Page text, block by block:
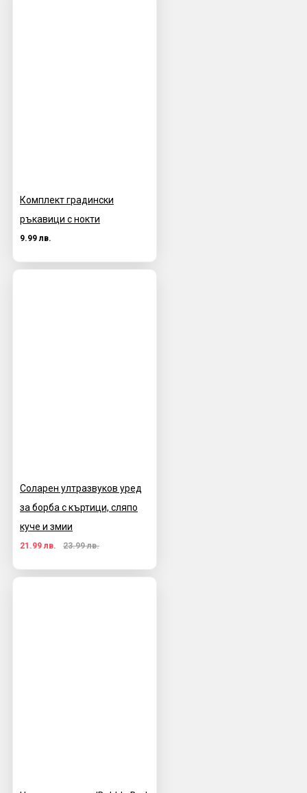
Комплект градински
ръкавици с нокти
9.99 лв.
Соларен ултразвуков уред
за борба с къртици, сляпо
куче и змии
21.99 лв. 23.99 лв.